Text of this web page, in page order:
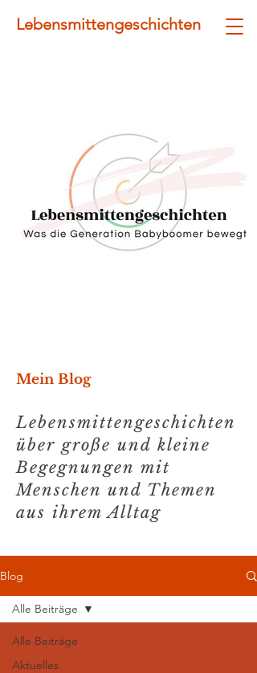
Lebensmittengeschichten
Mein Blog
Lebensmittengeschichten
über große und kleine
Begegnungen mit
Menschen und Themen
aus ihrem Alltag
Blog
Alle Beiträge
Aktuelles
Alle Beiträge